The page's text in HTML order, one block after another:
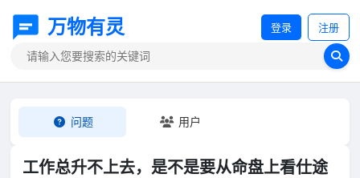
万物有灵 登录 注册
问题 用户
工作总升不上去，是不是要从命盘上看仕途